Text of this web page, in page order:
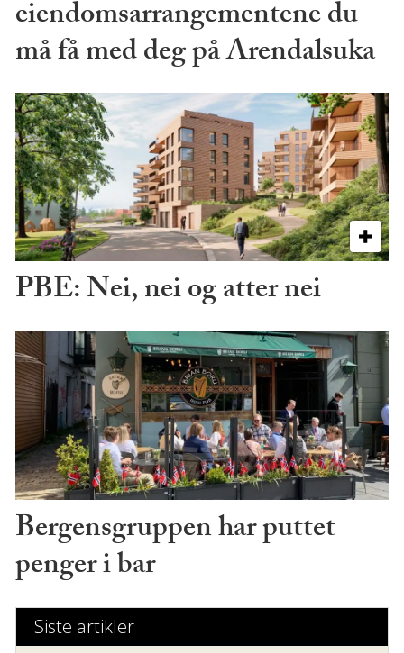
eiendomsarrangementene du
må få med deg på Arendalsuka
PBE: Nei, nei og atter nei
Bergensgruppen har puttet
penger i bar
Siste artikler